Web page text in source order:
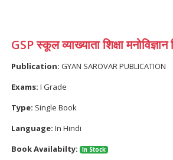
GSP स्कूल व्याख्याता शिक्षा
Publication: GYAN SAROVAR PUBLICATION
Exams: I Grade
Type: Single Book
Language: In Hindi
Book Availabilty:
In Stock